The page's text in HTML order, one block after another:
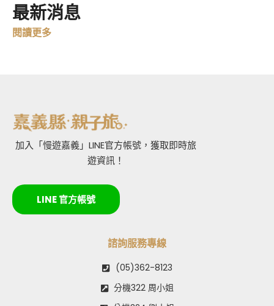
最新消息
閱讀更多
加入「慢遊嘉義」LINE官方帳號，獲取即時旅
遊資訊！
LINE 官方帳號
諮詢服務專線
(05)362-8123
分機322 周小姐